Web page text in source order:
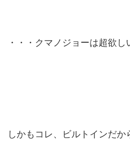
・・・クマノジョーは超欲し
しかもコレ、ビルトインだ